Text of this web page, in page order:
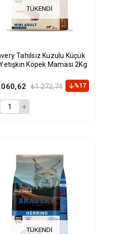
TÜKENDI
Tahılsız Kuzulu Küçük
Köpek Maması 2Kg
₺1.272,74 %17
TÜKENDI